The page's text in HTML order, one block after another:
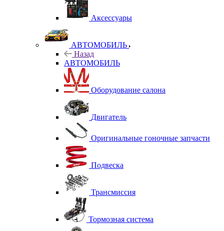
Аксессуары
АВТОМОБИЛЬ
Назад
АВТОМОБИЛЬ
Оборудование салона
Двигатель
Оригинальные гоночные запчасти
Подвеска
Трансмиссия
Тормозная система